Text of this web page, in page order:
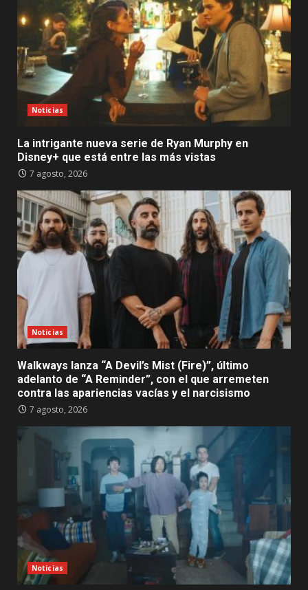
Noticias
La intrigante nueva serie de Ryan Murphy en
Disney+ que está entre las más vistas
7 agosto, 2026
Noticias
Walkways lanza “A Devil’s Mist (Fire)”, último
adelanto de “A Reminder”, con el que arremeten
contra las apariencias vacías y el narcisismo
7 agosto, 2026
Noticias